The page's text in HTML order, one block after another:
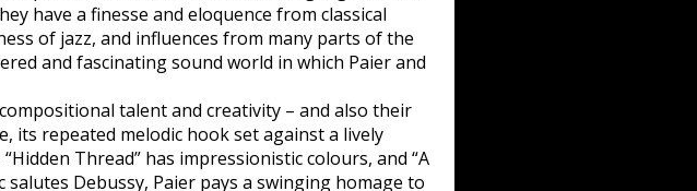
have a finesse and eloquence from classical
of jazz, and influences from many parts of the
and fascinating sound world in which Paier and
talent and creativity – and also their
its repeated melodic hook set against a lively
Thread” has impressionistic colours, and “A
salutes Debussy, Paier pays a swinging homage to